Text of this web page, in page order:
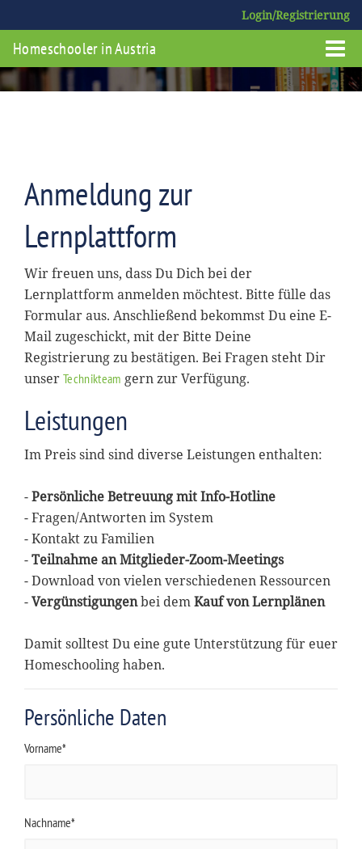
Login/Registrierung
Homeschooler in Austria
Anmeldung zur
Lernplattform
Wir freuen uns, dass Du Dich bei der
Lernplattform anmelden möchtest. Bitte fülle das
Formular aus. Anschließend bekommst Du eine E-
Mail zugeschickt, mit der Bitte Deine
Registrierung zu bestätigen. Bei Fragen steht Dir
unser Technikteam gern zur Verfügung.
Leistungen
Im Preis sind sind diverse Leistungen enthalten:
-Persönliche Betreuung mit Info-Hotline
- Fragen/Antworten im System
- Kontakt zu Familien
-Teilnahme an Mitglieder-Zoom-Meetings
- Download von vielen verschiedenen Ressourcen
-Vergünstigungenbei demKauf von Lernplänen
Damit solltest Du eine gute Unterstützung für euer
Homeschooling haben.
Persönliche Daten
Vorname*
Nachname*